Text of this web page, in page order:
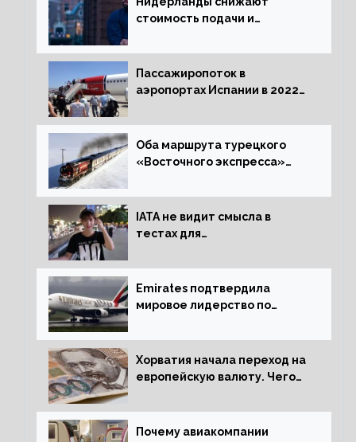
стоимость подачи и
жительство
Пассажиропоток в
аэропортах Испании в 2022
процентов
Оба маршрута турецкого
«Восточного экспресса»
IATA не видит смысла в
тестах для
Emirates подтвердила
мировое лидерство по
Хорватия начала переход на
европейскую валюту. Чего
Почему авиакомпании